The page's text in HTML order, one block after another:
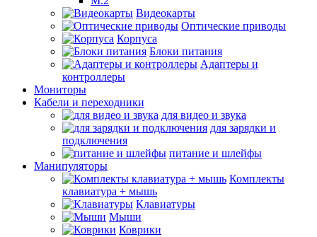
Видеокарты
Оптические приводы
Корпуса
Блоки питания
Адаптеры и
контроллеры
Мониторы
Кабели и переходники
для видео и звука
для зарядки и
подключения
питание и шлейфы
Манипуляторы
Комплекты
клавиатура + мышь
Клавиатуры
Мыши
Коврики